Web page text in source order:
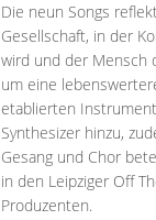
Die neun Songs
Gesellschaft, in der
wird und der Mensch
um eine
etablierten
Synthesizer hinzu,
Gesang und Chor
in den Leipziger Off
Produzenten.